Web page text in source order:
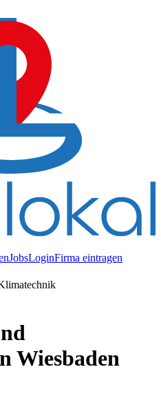
JobsLoginFirma eintragen
Wiesbaden